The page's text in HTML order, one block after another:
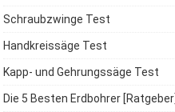
Schraubzwinge Test
Handkreissäge Test
Kapp- und Gehrungssäge Test
Die 5 Besten Erdbohrer [Ratgeber]